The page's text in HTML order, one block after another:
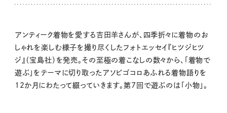
アンティーク着物を愛する吉田羊さんが、四季折々に着物のお
しゃれを楽しむ様子を撮り尽くしたフォトエッセイ『ヒツジヒツ
ジ』（宝島社）を発売。その至極の着こなしの数々から、「着物で
遊ぶ」をテーマに切り取ったアソビゴコロあふれる着物語りを
12か月にわたって綴っていきます。第7回で遊ぶのは「小物」。